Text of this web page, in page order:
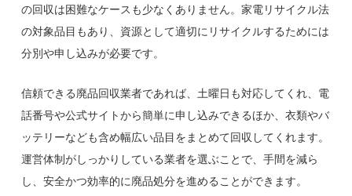
の回収は困難なケースも少なくありません。家電リサイクル法
の対象品目もあり、資源として適切にリサイクルするためには
分別や申し込みが必要です。
信頼できる廃品回収業者であれば、土曜日も対応してくれ、電
話番号や公式サイトから簡単に申し込みできるほか、衣類やバ
ッテリーなども含め幅広い品目をまとめて回収してくれます。
運営体制がしっかりしている業者を選ぶことで、手間を減ら
し、安全かつ効率的に廃品処分を進めることができます。